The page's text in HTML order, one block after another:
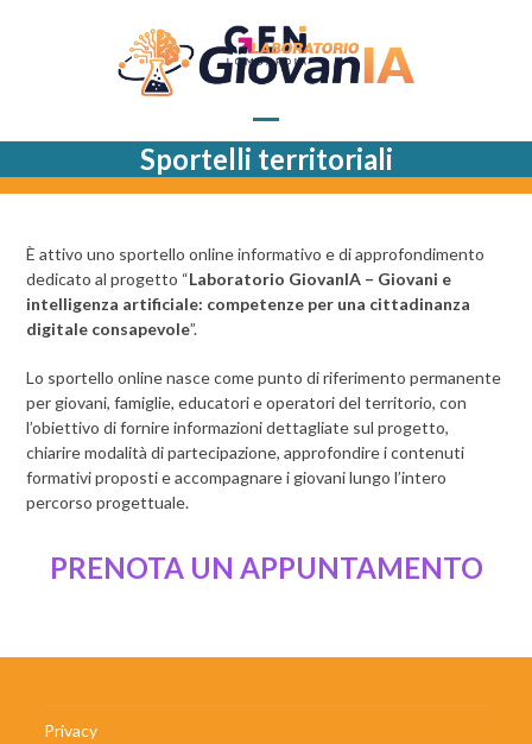
Open
mobile
Close
mobile
Sportelli territoriali
È attivo uno sportello online informativo e di approfondimento
dedicato al progetto “Laboratorio GiovanIA – Giovani e
intelligenza artificiale: competenze per una cittadinanza
digitale consapevole”.
Lo sportello online nasce come punto di riferimento permanente
per giovani, famiglie, educatori e operatori del territorio, con
l’obiettivo di fornire informazioni dettagliate sul progetto,
chiarire modalità di partecipazione, approfondire i contenuti
formativi proposti e accompagnare i giovani lungo l’intero
percorso progettuale.
PRENOTA UN APPUNTAMENTO
Privacy